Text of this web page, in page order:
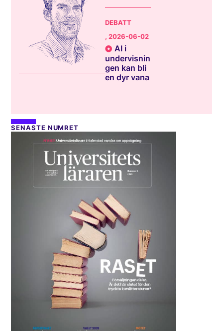
DEBATT
, 2026-06-02
AI i
undervisnin
gen kan bli
en dyr vana
SENASTE NUMRET